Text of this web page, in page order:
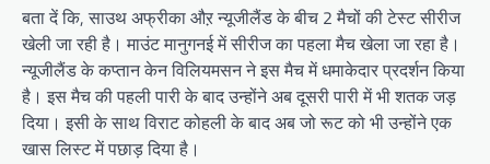
बता दें कि, साउथ अफ्रीका औऱ न्यूजीलैंड के बीच 2 मैचों की टेस्ट सीरीज
खेली जा रही है। माउंट मानुगनई में सीरीज का पहला मैच खेला जा रहा है।
न्यूजीलैंड के कप्तान केन विलियमसन ने इस मैच में धमाकेदार प्रदर्शन किया
है। इस मैच की पहली पारी के बाद उन्होंने अब दूसरी पारी में भी शतक जड़
दिया। इसी के साथ विराट कोहली के बाद अब जो रूट को भी उन्होंने एक
खास लिस्ट में पछाड़ दिया है।